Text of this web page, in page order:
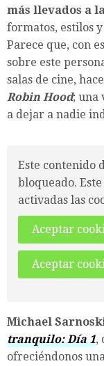
más llevados a
formatos, estilos
Parece que, con
sobre este
salas de cine,
Robin Hood; una
a dejar a nadie
Este contenido
bloqueado.
activadas las
Aceptar
Aceptar
Michael
tranquilo: Día 1,
ofreciéndonos una